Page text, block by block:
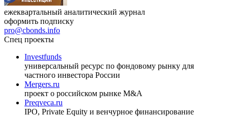
ежеквартальный аналитический журнал
оформить подписку
pro@cbonds.info
Спец проекты
Investfunds
универсальный ресурс по фондовому рынку для
частного инвестора России
Mergers.ru
проект о российском рынке M&A
Preqveca.ru
IPO, Private Equity и венчурное финансирование